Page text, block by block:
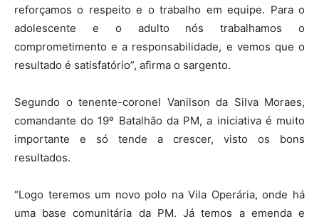
reforçamos o respeito e o trabalho em equipe. Para o
adolescente e o adulto nós trabalhamos o
comprometimento e a responsabilidade, e vemos que o
resultado é satisfatório”, afirma o sargento.
Segundo o tenente-coronel Vanilson da Silva Moraes,
comandante do 19º Batalhão da PM, a iniciativa é muito
importante e só tende a crescer, visto os bons
resultados.
“Logo teremos um novo polo na Vila Operária, onde há
uma base comunitária da PM. Já temos a emenda e